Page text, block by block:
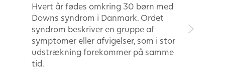
Hvert år fødes omkring 30 børn med
Downs syndrom i Danmark. Ordet
syndrom beskriver en gruppe af
symptomer eller afvigelser, som i stor
udstrækning forekommer på samme
tid.